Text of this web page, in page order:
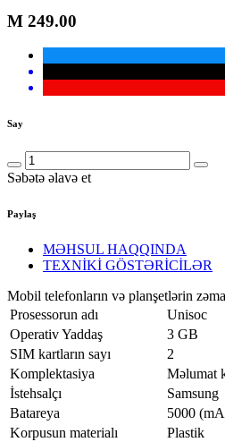
M 249.00
Say
Səbətə əlavə et
Paylaş
MƏHSUL HAQQINDA
TEXNİKİ GÖSTƏRİCİLƏR
Mobil telefonların və planşetlərin
Prosessorun adı
Unisoc
Operativ Yaddaş
3 GB
SIM kartların sayı
2
Komplektasiya
Məlumat
İstehsalçı
Samsung
Batareya
5000
Korpusun materialı
Plastik